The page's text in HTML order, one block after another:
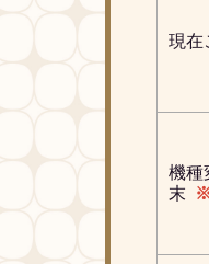
現在
機種
末